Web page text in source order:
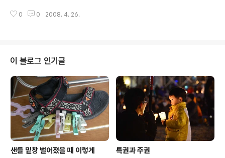
지 못했으니 흥행도 못했을 것이다. 그냥 특별한 나라에 특
날 제목은 ‘아빠, 대학 갈래요’ 20년 전 철강회사에서 일하다 오른손을 잃은 아
아무렇지도 않게 한 시간 동안 걸어 학교에 가는 마음 깊은 딸입니다. 학교에서
1, 2등을 놓치지 않을 정도로 공부를 잘하는 데, 의대를 가고 싶은 데..
0 0 2008. 4. 26.
이 블로그 인기글
샌들 밑창 벌어졌을 때 이렇게 특권과 주권